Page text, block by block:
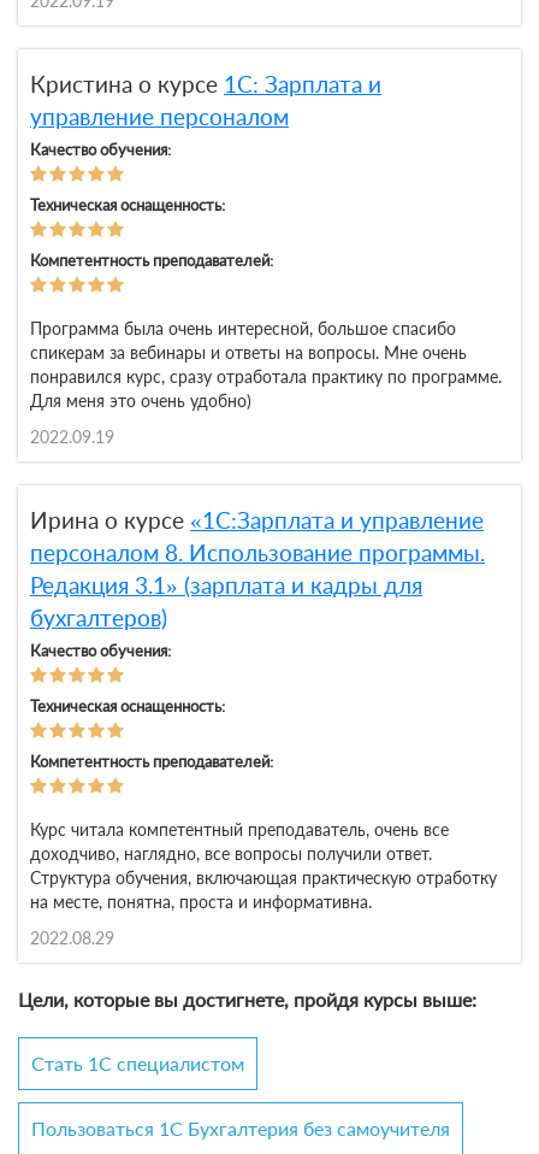
Кристина о курсе 1С: Зарплата и
управление персоналом
Качество обучения:
Техническая оснащенность:
Компетентность преподавателей:
Программа была очень интересной, большое спасибо
спикерам за вебинары и ответы на вопросы. Мне очень
понравился курс, сразу отработала практику по программе.
Для меня это очень удобно)
2022.09.19
Ирина о курсе «1С:Зарплата и управление
персоналом 8. Использование программы.
Редакция 3.1» (зарплата и кадры для
бухгалтеров)
Качество обучения:
Техническая оснащенность:
Компетентность преподавателей:
Курс читала компетентный преподаватель, очень все
доходчиво, наглядно, все вопросы получили ответ.
Структура обучения, включающая практическую отработку
на месте, понятна, проста и информативна.
2022.08.29
Цели, которые вы достигнете, пройдя курсы выше:
Стать 1С специалистом
Пользоваться 1С Бухгалтерия без самоучителя